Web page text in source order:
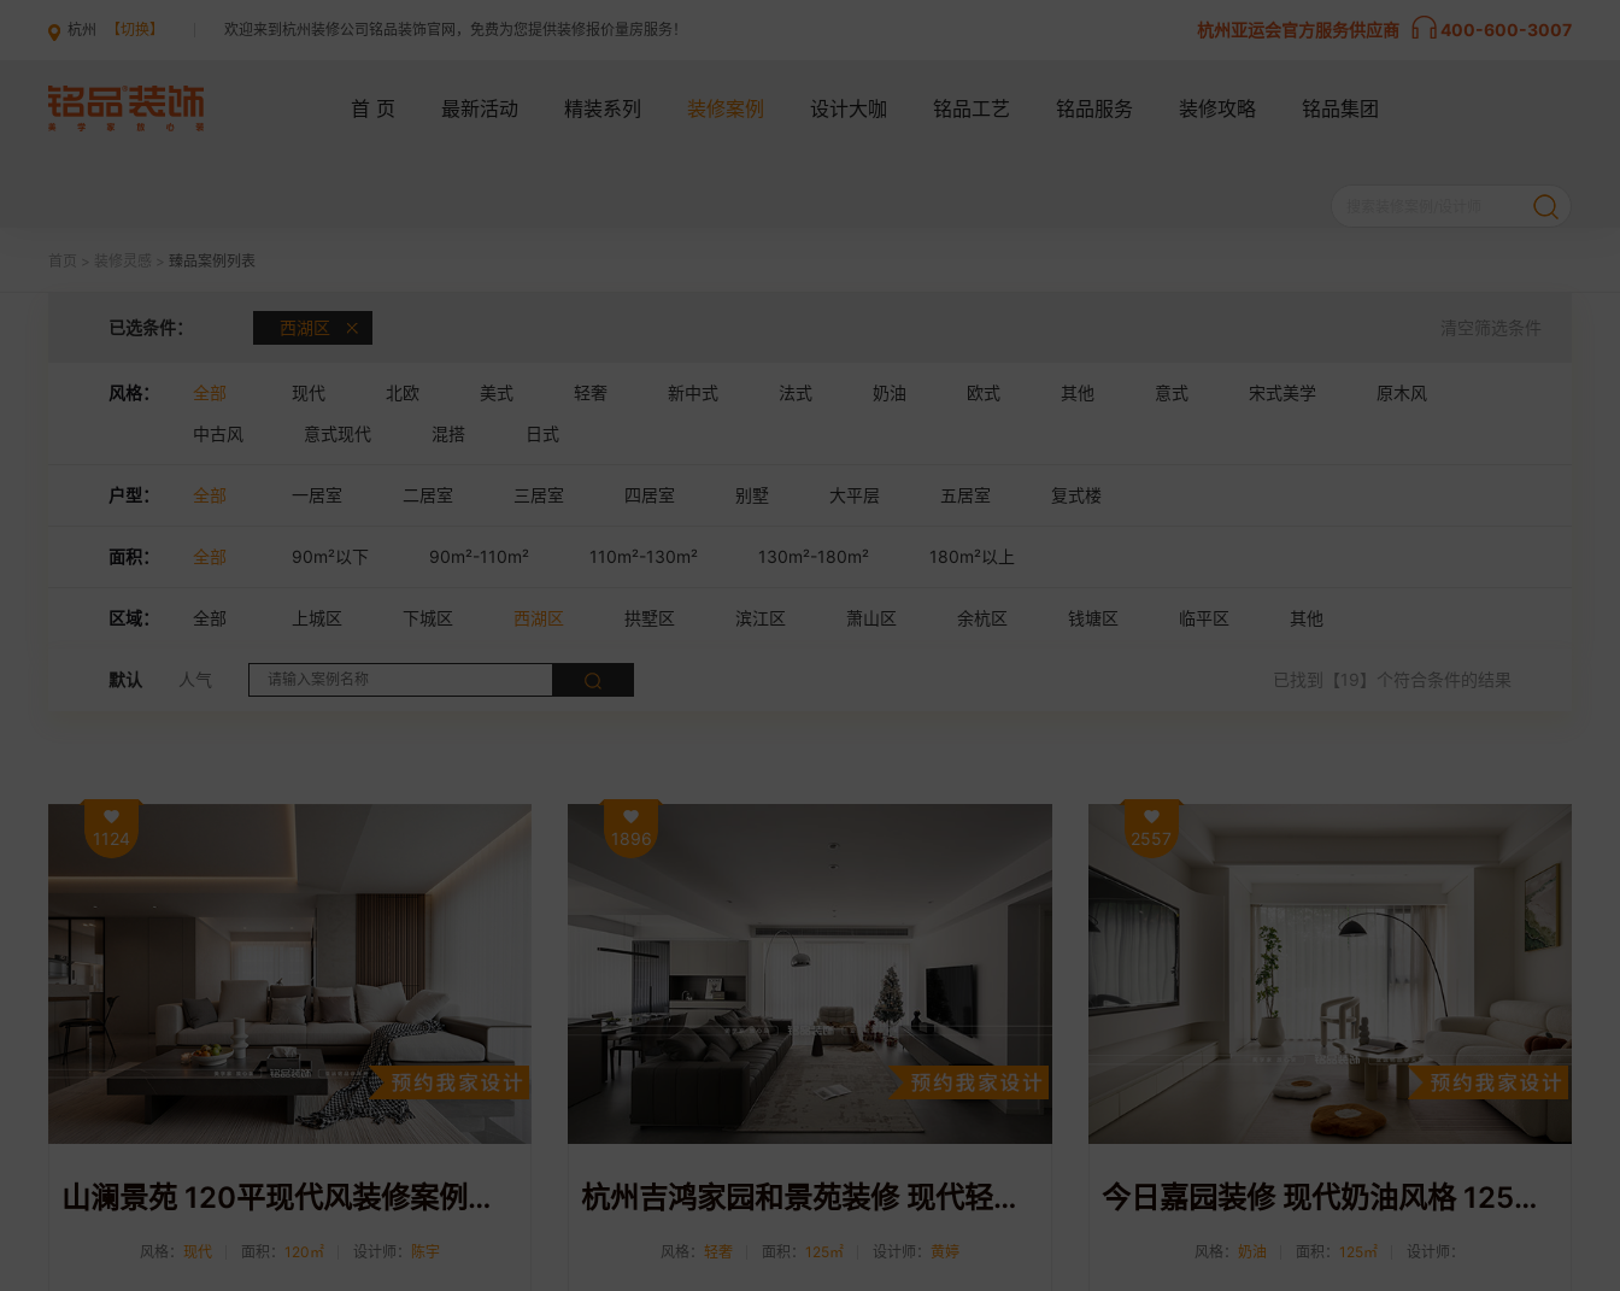
杭州 【切换】 欢迎来到杭州装修公司铭品装饰官网，免费为您提供装修报价量房服务！ 杭州亚运会官方服务供应商 400-600-3007
首 页 最新活动 精装系列 装修案例 设计大咖 铭品工艺 铭品服务 装修攻略 铭品集团
首页 装修灵感 臻品案例列表
已选条件： 西湖区 清空筛选条件
风格： 全部 现代 北欧 美式 轻奢 新中式 法式 奶油 欧式 其他 意式 宋式美学
原木风
中古风
意式现代 混搭 日式
户型： 全部 一居室 二居室 三居室 四居室 别墅 大平层 五居室 复式楼
面积： 全部 90m²以下 90m²-110m² 110m²-130m² 130m²-180m² 180m²以上
区域： 全部 上城区 下城区 西湖区 拱墅区 滨江区 萧山区 余杭区 钱塘区 临平区 其他
默认 人气 已找到【19】个符合条件的结果
1124
山澜景苑 120平现代风装修案例分享
风格： 现代 面积： 120㎡ 设计师： 陈宇
1896
杭州吉鸿家园和景苑装修 现代轻奢风格125平装修案例分享
风格： 轻奢 面积： 125㎡ 设计师： 黄婷
2557
今日嘉园装修 现代奶油风格 125平三室两厅装修案例分享
风格：奶油 面积： 125㎡ 设计师：